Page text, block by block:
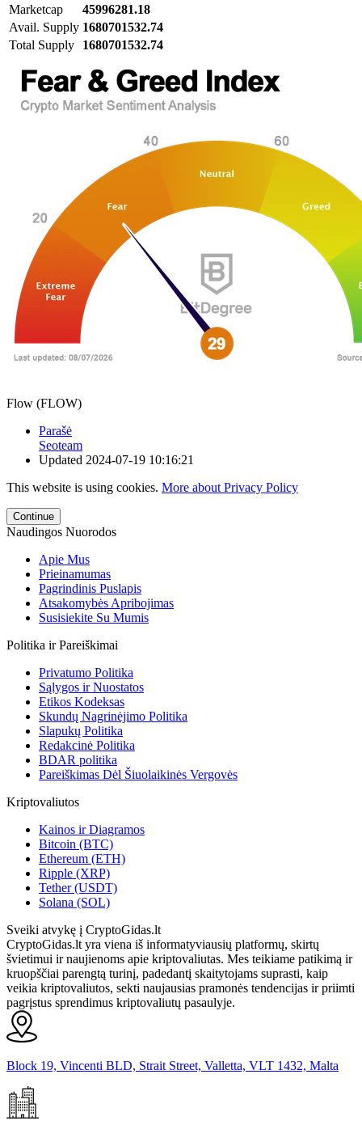
Marketcap
45996281.18
Avail. Supply 1680701532.74
Total Supply
1680701532.74
Flow (FLOW)
Parašė
Seoteam
Updated 2024-07-19 10:16:21
This website is using cookies. More about Privacy Policy
Continue
Naudingos Nuorodos
Apie Mus
Prieinamumas
Pagrindinis Puslapis
Atsakomybės Apribojimas
Susisiekite Su Mumis
Politika ir Pareiškimai
Privatumo Politika
Sąlygos ir Nuostatos
Etikos Kodeksas
Skundų Nagrinėjimo Politika
Slapukų Politika
Redakcinė Politika
BDAR politika
Pareiškimas Dėl Šiuolaikinės Vergovės
Kriptovaliutos
Kainos ir Diagramos
Bitcoin (BTC)
Ethereum (ETH)
Ripple (XRP)
Tether (USDT)
Solana (SOL)
Sveiki atvykę į CryptoGidas.lt
CryptoGidas.lt yra viena iš informatyviausių platformų, skirtų
švietimui ir naujienoms apie kriptovaliutas. Mes teikiame patikimą ir
kruopščiai parengtą turinį, padedantį skaitytojams suprasti, kaip
veikia kriptovaliutos, sekti naujausias pramonės tendencijas ir priimti
pagrįstus sprendimus kriptovaliutų pasaulyje.
Block 19, Vincenti BLD, Strait Street, Valletta, VLT 1432, Malta